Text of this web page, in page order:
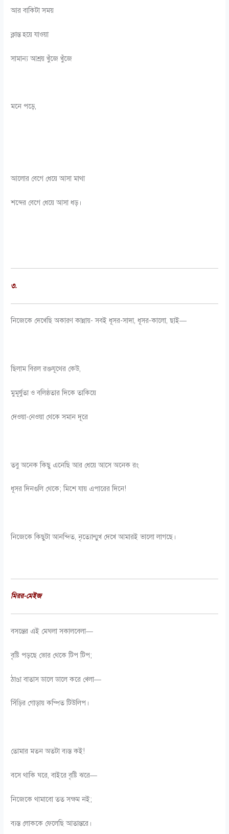
আর বাকিটা সময়
ক্লান্ত হয়ে যাওয়া
সামান্য আশ্রয় খুঁজে খুঁজে
মনে পড়ে,
আলোর বেগে ধেয়ে আসা মাথা
শব্দের বেগে ধেয়ে আসা ধড়।
৩.
নিজেকে দেখেছি অকারণ কান্নায়- সবই ধূসর-সাদা, ধূসর-কালো, ছাই—
ছিলাম বিরল রক্তযূথের কেউ,
মুমূর্ষুতা ও বলিষ্ঠতার দিকে তাকিয়ে
দেওয়া-নেওয়া থেকে সমান দূরে
তবু অনেক কিছু এনেছি আর ধেয়ে আসে অনেক রং
ধূসর দিনগুলি থেকে; মিশে যায় এপারের দিনে!
নিজেকে কিছুটা আনন্দিত, নৃত্যোন্মুখ দেখে আমারই ভালো লাগছে।
মিরর-মেইজ
বসন্তের এই মেঘলা সকালবেলা—
বৃষ্টি পড়ছে ভোর থেকে টিপ টিপ;
ঠাণ্ডা বাতাস ডালে ডালে করে খেলা—
সিঁড়ির গোড়ায় কম্পিত টিউলিপ।
তোমার মতন অতটা ব্যস্ত কই!
বসে থাকি ঘরে, বাইরে বৃষ্টি ঝরে—
নিজেকে থামাবো তত সক্ষম নই;
ব্যস্ত লোককে ফেলেছি আতান্তরে।